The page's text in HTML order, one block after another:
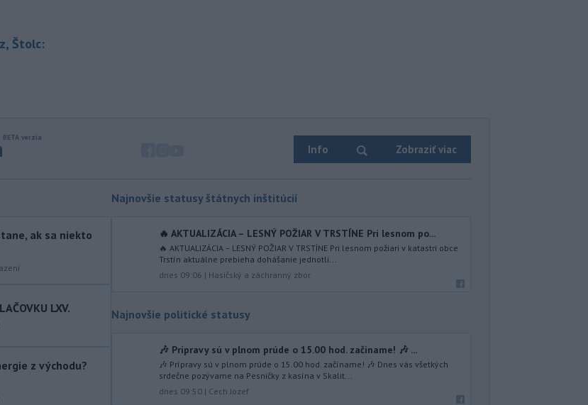
Štolc:
prístup do národného parku na
Jáva, kde hasiči bojujú s
necelým týždňom. TASR o tom
informuje podľa nedeľňajšej správy
Volodymyr Zelenskyj v sobotu
uviedol, že do Ruska bude
zo Severnej Kórey. Pchjongjang podľa
jeho slov „študuje túto vojnu“ medzi
Ruskom a Ukrajinou a mohol by
predstavovať hrozbu pre ázijské
Info Zobraziť viac
ak sa niekto
LXV.
z východu?
Najnovšie statusy štátnych inštitúcií
🔥 AKTUALIZÁCIA – LESNÝ POŽIAR V TRSTÍNE Pri lesnom po...
🔥 AKTUALIZÁCIA – LESNÝ POŽIAR V TRSTÍNE Pri lesnom požiari v katastri obce
Trstín aktuálne prebieha dohášanie jednotli...
dnes 09:06 | Hasičský a záchranný zbor
Najnovšie politické statusy
🎶 Prípravy sú v plnom prúde o 15.00 hod. začíname! 🎶 ...
🎶 Prípravy sú v plnom prúde o 15.00 hod. začíname! 🎶 Dnes vás všetkých
srdečne pozývame na Pesničky z kasína v Skalit...
dnes 09:50 | Cech Jozef